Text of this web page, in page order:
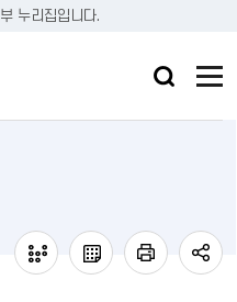
누리집입니다.
가기